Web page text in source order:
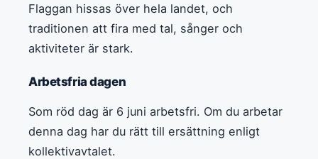
Flaggan hissas över hela landet, och
traditionen att fira med tal, sånger och
aktiviteter är stark.
Arbetsfria dagen
Som röd dag är 6 juni arbetsfri. Om du arbetar
denna dag har du rätt till ersättning enligt
kollektivavtalet.